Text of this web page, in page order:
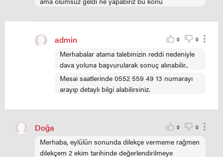
admin 0 0
Merhabalar atama talebinizin reddi nedeniyle
dava yoluna başvurularak sonuç alınabilir..
Mesai saatlerinde 0552 559 49 13 numarayı
arayıp detaylı bilgi alabilirsiniz.
Doğa 0 0
Merhaba, eylülün sonunda dilekçe vermeme rağmen
dilekçem 2 ekim tarihinde değerlendirilmeye